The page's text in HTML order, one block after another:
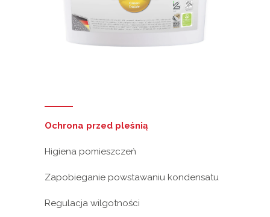
Ochrona przed pleśnią
Higiena pomieszczeń
Zapobieganie powstawaniu kondensatu
Regulacja wilgotności